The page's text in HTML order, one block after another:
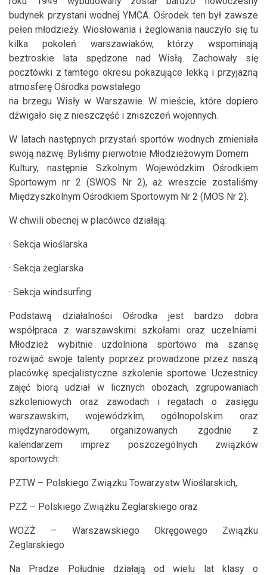
budynek przystani wodnej YMCA. Ośrodek ten był zawsze
pełen młodzieży. Wiosłowania i żeglowania nauczyło się tu
kilka pokoleń warszawiaków, którzy wspominają
beztroskie lata spędzone nad Wisłą. Zachowały się
pocztówki z tamtego okresu pokazujące lekką i przyjazną
atmosferę Ośrodka powstałego
na brzegu Wisły w Warszawie. W mieście, które dopiero
dźwigało się z nieszczęść i zniszczeń wojennych.
W latach następnych przystań sportów wodnych zmieniała
swoją nazwę. Byliśmy pierwotnie Młodzieżowym Domem
Kultury, następnie Szkolnym Wojewódzkim Ośrodkiem
Sportowym nr 2 (SWOS Nr 2), aż wreszcie zostaliśmy
Międzyszkolnym Ośrodkiem Sportowym Nr 2 (MOS Nr 2).
W chwili obecnej w placówce działają:
· Sekcja wioślarska
· Sekcja żeglarska
· Sekcja windsurfing
Podstawą działalności Ośrodka jest bardzo dobra
współpraca z warszawskimi szkołami oraz uczelniami.
Młodzież wybitnie uzdolniona sportowo ma szansę
rozwijać swoje talenty poprzez prowadzone przez naszą
placówkę specjalistyczne szkolenie sportowe. Uczestnicy
zajęć biorą udział w licznych obozach, zgrupowaniach
szkoleniowych oraz zawodach i regatach o zasięgu
warszawskim, wojewódzkim, ogólnopolskim oraz
międzynarodowym, organizowanych zgodnie z
kalendarzem imprez poszczególnych związków
sportowych:
PZTW – Polskiego Związku Towarzystw Wioślarskich,
PZŻ – Polskiego Związku Żeglarskiego oraz
WOZŻ – Warszawskiego Okręgowego Związku
Żeglarskiego
Na Pradze Południe działają od wielu lat klasy o